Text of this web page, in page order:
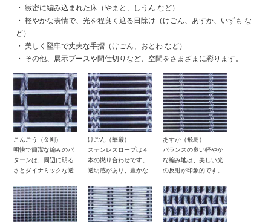
・ 緻密に編み込まれた床（やまと、しうん など）
・ 軽やかな表情で、光を程良く遮る日除け（けごん、あすか、いずも な
ど）
・ 美しく堅牢で丈夫な手摺（けごん、おとわ など）
・ その他、展示ブースや間仕切りなど、空間をさまざまに彩ります。
こんごう（金剛）
明快で簡潔な編みのパ
ターンは、周辺に明る
さとダイナミックな透
けごん（華厳）
ステンレスロープは４
本の撚り合わせです。
透明感があり、豊かな
あすか（飛鳥）
バランスの良い軽やか
な編み地は、美しい光
の反射が印象的です。